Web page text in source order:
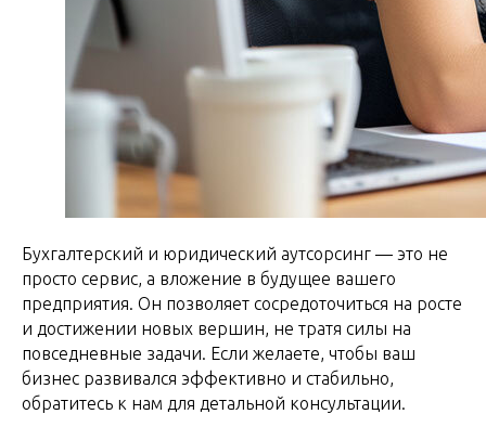
Бухгалтерский и юридический аутсорсинг — это не
просто сервис, а вложение в будущее вашего
предприятия. Он позволяет сосредоточиться на росте
и достижении новых вершин, не тратя силы на
повседневные задачи. Если желаете, чтобы ваш
бизнес развивался эффективно и стабильно,
обратитесь к нам для детальной консультации.